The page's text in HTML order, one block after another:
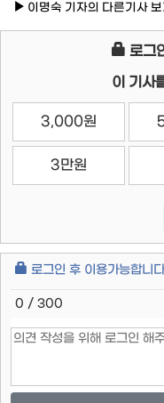
이명숙 기자의 다른기사 보
로그
이 기사
3,000원
3만원
로그인 후 이용가능합니
0 / 300